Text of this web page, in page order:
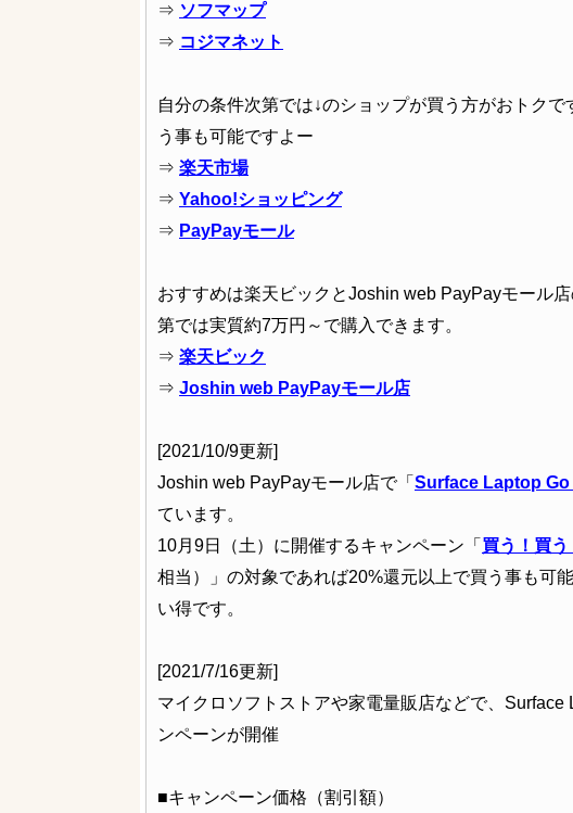
⇒ ソフマップ
⇒ コジマネット
自分の条件次第では↓のショップが買う方がおトク
う事も可能ですよー
⇒ 楽天市場
⇒ Yahoo!ショッピング
⇒ PayPayモール
おすすめは楽天ビックとJoshin web PayPayモール
第では実質約7万円～で購入できます。
⇒ 楽天ビック
⇒ Joshin web PayPayモール店
[2021/10/9更新]
Joshin web PayPayモール店で「 Surface Laptop Go
ています。
10月9日（土）に開催するキャンペーン「 買う！買
相当）」の対象であれば20%還元以上で買う事も可
い得です。
[2021/7/16更新]
マイクロソフトストアや家電量販店などで、
ンペーンが開催
■キャンペーン価格（割引額）